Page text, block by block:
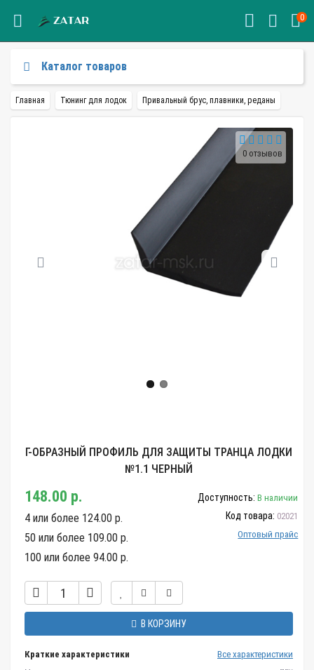
0
Каталог товаров
Главная Тюнинг для лодок Привальный брус, плавники, реданы
0 отзывов
Г-ОБРАЗНЫЙ ПРОФИЛЬ ДЛЯ ЗАЩИТЫ ТРАНЦА ЛОДКИ
№1.1 ЧЕРНЫЙ
148.00 р.
4 или более 124.00 р.
50 или более 109.00 р.
100 или более 94.00 р.
Доступность: В наличии
Код товара: 02021
Оптовый прайс
В КОРЗИНУ
Краткие характеристики Все характеристики